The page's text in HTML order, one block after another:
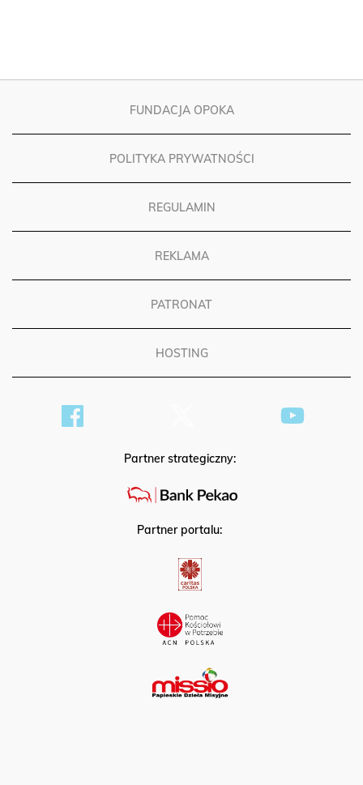
FUNDACJA OPOKA
POLITYKA PRYWATNOŚCI
REGULAMIN
REKLAMA
PATRONAT
HOSTING
Partner strategiczny:
Partner portalu: